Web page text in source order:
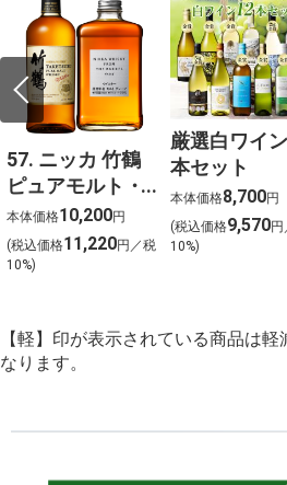
57. ニッカ 竹鶴
ピュアモルト・
フロムザバレル
ウイスキー2本セ
ット【北海道ご
本体価格10,200円
(税込価格11,220円／税
10%)
厳選白ワイ
本セット
750ml×12
本体価格8,700円
(税込価格9,570
10%)
【軽】印が表示されている商品は
なります。